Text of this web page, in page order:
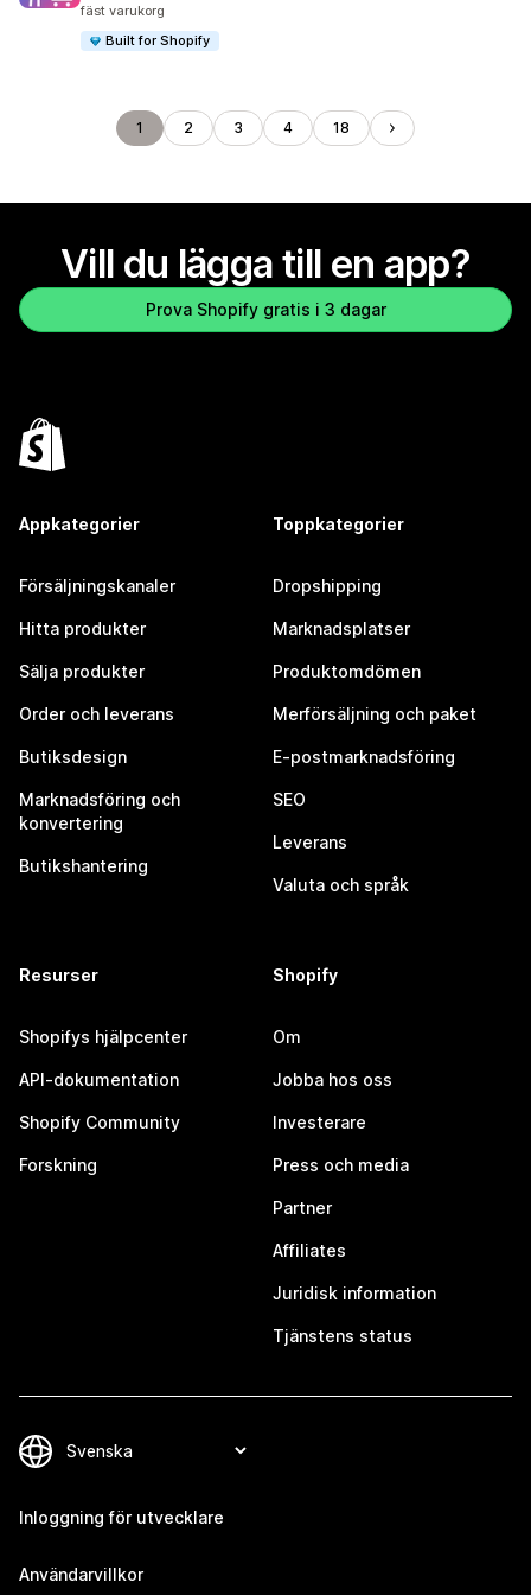
fäst varukorg
Built for Shopify
1 2 3 4 18
Vill du lägga till en app?
Prova Shopify gratis i 3 dagar
Appkategorier
Försäljningskanaler
Hitta produkter
Sälja produkter
Order och leverans
Butiksdesign
Marknadsföring och
konvertering
Butikshantering
Toppkategorier
Dropshipping
Marknadsplatser
Produktomdömen
Merförsäljning och paket
E-postmarknadsföring
SEO
Leverans
Valuta och språk
Resurser
Shopifys hjälpcenter
API-dokumentation
Shopify Community
Forskning
Shopify
Om
Jobba hos oss
Investerare
Press och media
Partner
Affiliates
Juridisk information
Tjänstens status
Inloggning för utvecklare
Användarvillkor